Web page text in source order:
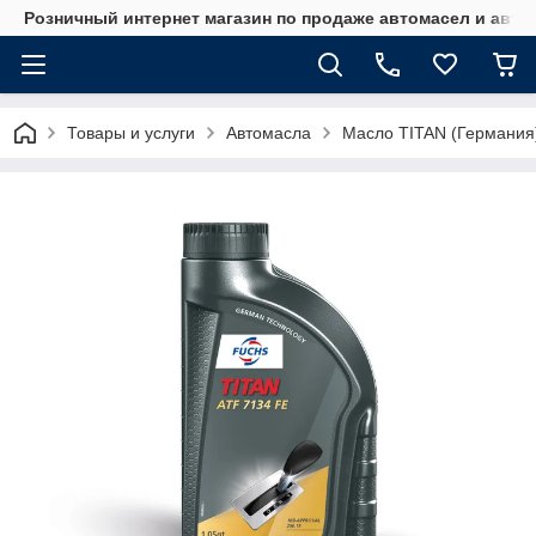
Розничный интернет магазин по продаже автомасел и
Товары и услуги Автомасла Масло TITAN